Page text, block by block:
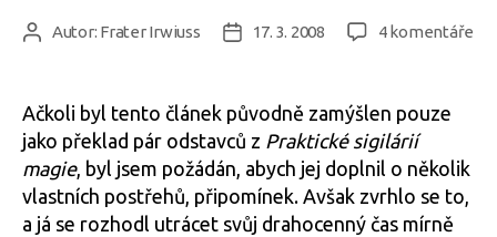
AutorAutor: Frater Irwiuss
Datum17. 3. 2008 4 komentáře
Ačkoli byl tento článek původně zamýšlen pouze
jako překlad pár odstavců z Praktické sigilárií
magie, byl jsem požádán, abych jej doplnil o několik
vlastních postřehů, připomínek. Avšak zvrhlo se to,
a já se rozhodl utrácet svůj drahocenný čas mírně